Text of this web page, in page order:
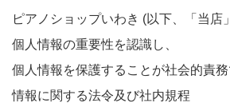
ピアノショップいわき (以下、「当店
個人情報の重要性を認識し、
個人情報を保護することが社会的責
情報に関する法令及び社内規程